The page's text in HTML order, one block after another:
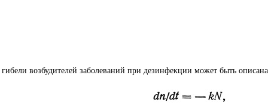
гибели возбудителей заболеваний при дезинфекции может быть